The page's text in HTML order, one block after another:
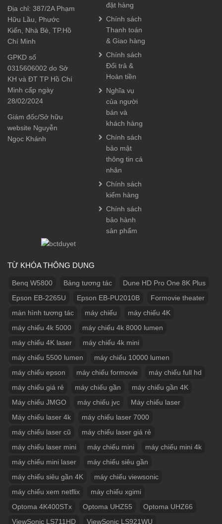
Địa chỉ: 387/2A Phạm
Hữu Lầu, Phước
Kiển, Nhà Bè, TP.Hồ
Chí Minh
GPKD số
0315606002 do Sở
KH và ĐT TP Hồ Chí
Minh cấp ngày
28/02/2024
Giám đốc/Sở hữu
website Nguyễn
Ngọc Khánh
đặt hàng
Chính sách
Thanh toán
& Giao hàng
Chính sách
Đổi trả &
Hoàn tiền
Nghĩa vụ
của người
bán và
khách hàng
Chính sách
bảo mật
thông tin cá
nhân
Chính sách
kiểm hàng
Chính sách
bảo hành
sản phẩm
TỪ KHÓA THÔNG DỤNG
Benq W5800 Bảng tương tác
Dune HD Pro One 8K Plus
Epson EB-2265U
Epson EB-PU2010B
Formovie theater
màn hình tương tác
máy chiếu
máy chiếu 4K
máy chiếu 4k 5000
máy chiếu 4k 8000 lumen
máy chiếu 4K laser
máy chiếu 4k mini
máy chiếu 5500 lumen
máy chiếu 10000 lumen
máy chiếu epson
máy chiếu formovie
máy chiếu full hd
máy chiếu giá rẻ
máy chiếu gần
máy chiếu gần 4K
Máy chiếu JMGO
máy chiếu jvc
Máy chiếu laser
Máy chiếu laser 4k
máy chiếu laser 7000
máy chiếu laser cũ
máy chiếu laser giá rẻ
máy chiếu laser mini
máy chiếu mini
máy chiếu mini 4k
máy chiếu mini laser
máy chiếu siêu gần
máy chiếu siêu gần 4K
máy chiếu viewsonic
máy chiếu xem netflix
máy chiếu xgimi
Optoma 4K400STx
Optoma UHZ55
Optoma UHZ66
ViewSonic LS711HD
ViewSonic LS921WU